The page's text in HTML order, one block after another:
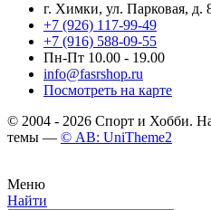
г. Химки, ул. Парковая, д.
+7 (926) 117-99-49
+7 (916) 588-09-55
Пн-Пт 10.00 - 19.00
info@fasrshop.ru
Посмотреть на карте
© 2004 - 2026 Спорт и Хобби.
темы — © AB: UniTheme2
Меню
Найти